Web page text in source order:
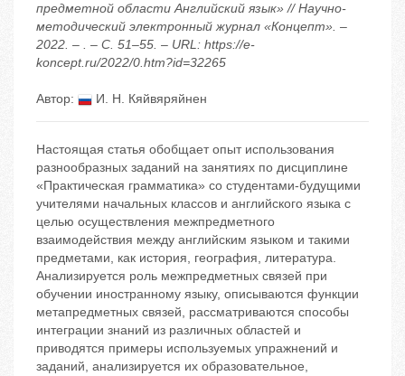
предметной области Английский язык» // Научно-
методический электронный журнал «Концепт». –
2022. – . – С. 51–55. – URL: https://e-
koncept.ru/2022/0.htm?id=32265
Автор: И. Н. Кяйвяряйнен
Настоящая статья обобщает опыт использования
разнообразных заданий на занятиях по дисциплине
«Практическая грамматика» со студентами-будущими
учителями начальных классов и английского языка с
целью осуществления межпредметного
взаимодействия между английским языком и такими
предметами, как история, география, литература.
Анализируется роль межпредметных связей при
обучении иностранному языку, описываются функции
метапредметных связей, рассматриваются способы
интеграции знаний из различных областей и
приводятся примеры используемых упражнений и
заданий, анализируется их образовательное,